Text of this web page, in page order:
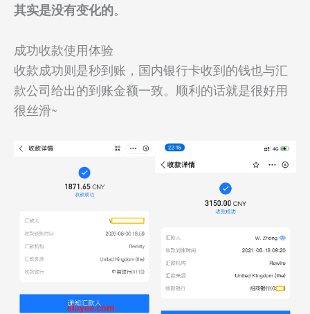
其实是没有变化的。
成功收款使用体验
收款成功则是秒到账，国内银行卡收到的钱也与汇
款公司给出的到账金额一致。顺利的话就是很好用
很丝滑~